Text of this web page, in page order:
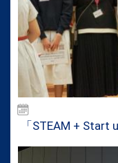
「STEAM +